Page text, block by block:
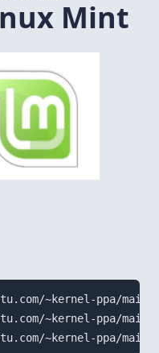
Mint
~kernel-ppa/
~kernel-ppa/